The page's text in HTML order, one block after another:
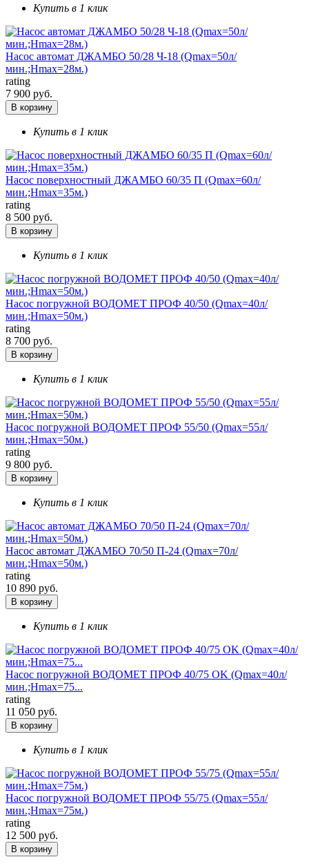
Купить в 1 клик
Насос автомат ДЖАМБО 50/28 Ч-18 (Qmax=50л/
мин.;Hmax=28м.)
rating
7 900 руб.
В корзину
Купить в 1 клик
Насос поверхностный ДЖАМБО 60/35 П (Qmax=60л/
мин.;Hmax=35м.)
rating
8 500 руб.
В корзину
Купить в 1 клик
Насос погружной ВОДОМЕТ ПРОФ 40/50 (Qmax=40л/
мин.;Hmax=50м.)
rating
8 700 руб.
В корзину
Купить в 1 клик
Насос погружной ВОДОМЕТ ПРОФ 55/50 (Qmax=55л/
мин.;Hmax=50м.)
rating
9 800 руб.
В корзину
Купить в 1 клик
Насос автомат ДЖАМБО 70/50 П-24 (Qmax=70л/
мин.;Hmax=50м.)
rating
10 890 руб.
В корзину
Купить в 1 клик
Насос погружной ВОДОМЕТ ПРОФ 40/75 OK (Qmax=40л/
мин.;Hmax=75...
rating
11 050 руб.
В корзину
Купить в 1 клик
Насос погружной ВОДОМЕТ ПРОФ 55/75 (Qmax=55л/
мин.;Hmax=75м.)
rating
12 500 руб.
В корзину